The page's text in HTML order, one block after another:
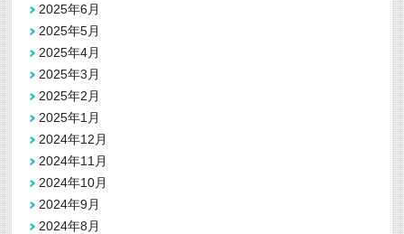
2025年6月
2025年5月
2025年4月
2025年3月
2025年2月
2025年1月
2024年12月
2024年11月
2024年10月
2024年9月
2024年8月